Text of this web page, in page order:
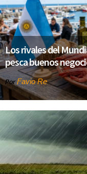
Los rivales del
pesca buenos
Por Favio Re